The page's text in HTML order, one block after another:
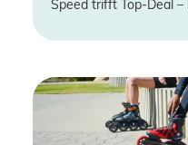
Speed trifft Top-Deal –